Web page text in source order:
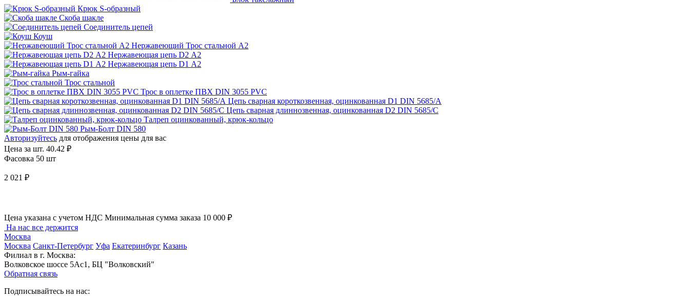
Крюк S-образный
Скоба шакле
Соединитель цепей
Коуш
Нержавеющий Трос стальной A2
Нержавеющая цепь D2 A2
Нержавеющая цепь D1 A2
Рым-гайка
Трос стальной
Трос в оплетке ПВХ DIN 3055 PVC
Цепь сварная короткозвенная, оцинкованная D1 DIN 5685/A
Цепь сварная длиннозвенная, оцинкованная D2 DIN 5685/C
Талреп оцинкованный, крюк-кольцо
Рым-Болт DIN 580
Авторизуйтесь для отображения цены для вас
Цена за шт. 40.42 ₽
Фасовка 50 шт
2 021 ₽
Цена указана с учетом НДС Минимальная сумма заказа 10 000 ₽
На нас все держится
Москва
Москва Санкт-Петербург Уфа Екатеринбург Казань
Филиал в г. Москва:
Волковское шоссе 5Ас1, БЦ "Волковский"
Обратная связь
Подписывайтесь на нас: